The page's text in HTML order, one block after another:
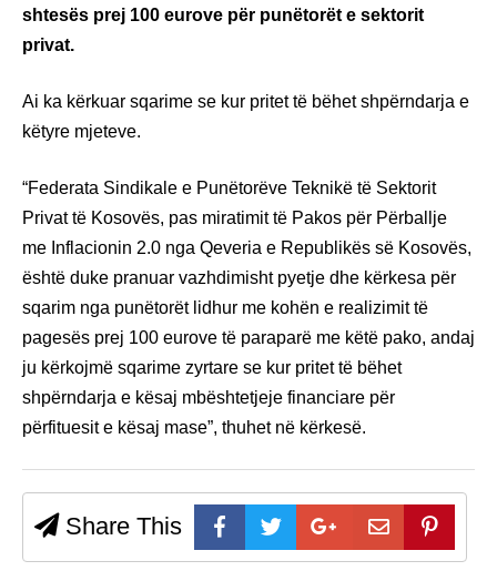
shtesës prej 100 eurove për punëtorët e sektorit
privat.
Ai ka kërkuar sqarime se kur pritet të bëhet shpërndarja e
këtyre mjeteve.
“Federata Sindikale e Punëtorëve Teknikë të Sektorit
Privat të Kosovës, pas miratimit të Pakos për Përballje
me Inflacionin 2.0 nga Qeveria e Republikës së Kosovës,
është duke pranuar vazhdimisht pyetje dhe kërkesa për
sqarim nga punëtorët lidhur me kohën e realizimit të
pagesës prej 100 eurove të paraparë me këtë pako, andaj
ju kërkojmë sqarime zyrtare se kur pritet të bëhet
shpërndarja e kësaj mbështetjeje financiare për
përfituesit e kësaj mase”, thuhet në kërkesë.
Share This